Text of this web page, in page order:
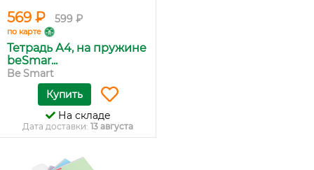
569 ₽ 599 ₽
по карте
Тетрадь А4, на пружине
beSmar...
Be Smart
Купить
На складе
Дата доставки: 13 августа